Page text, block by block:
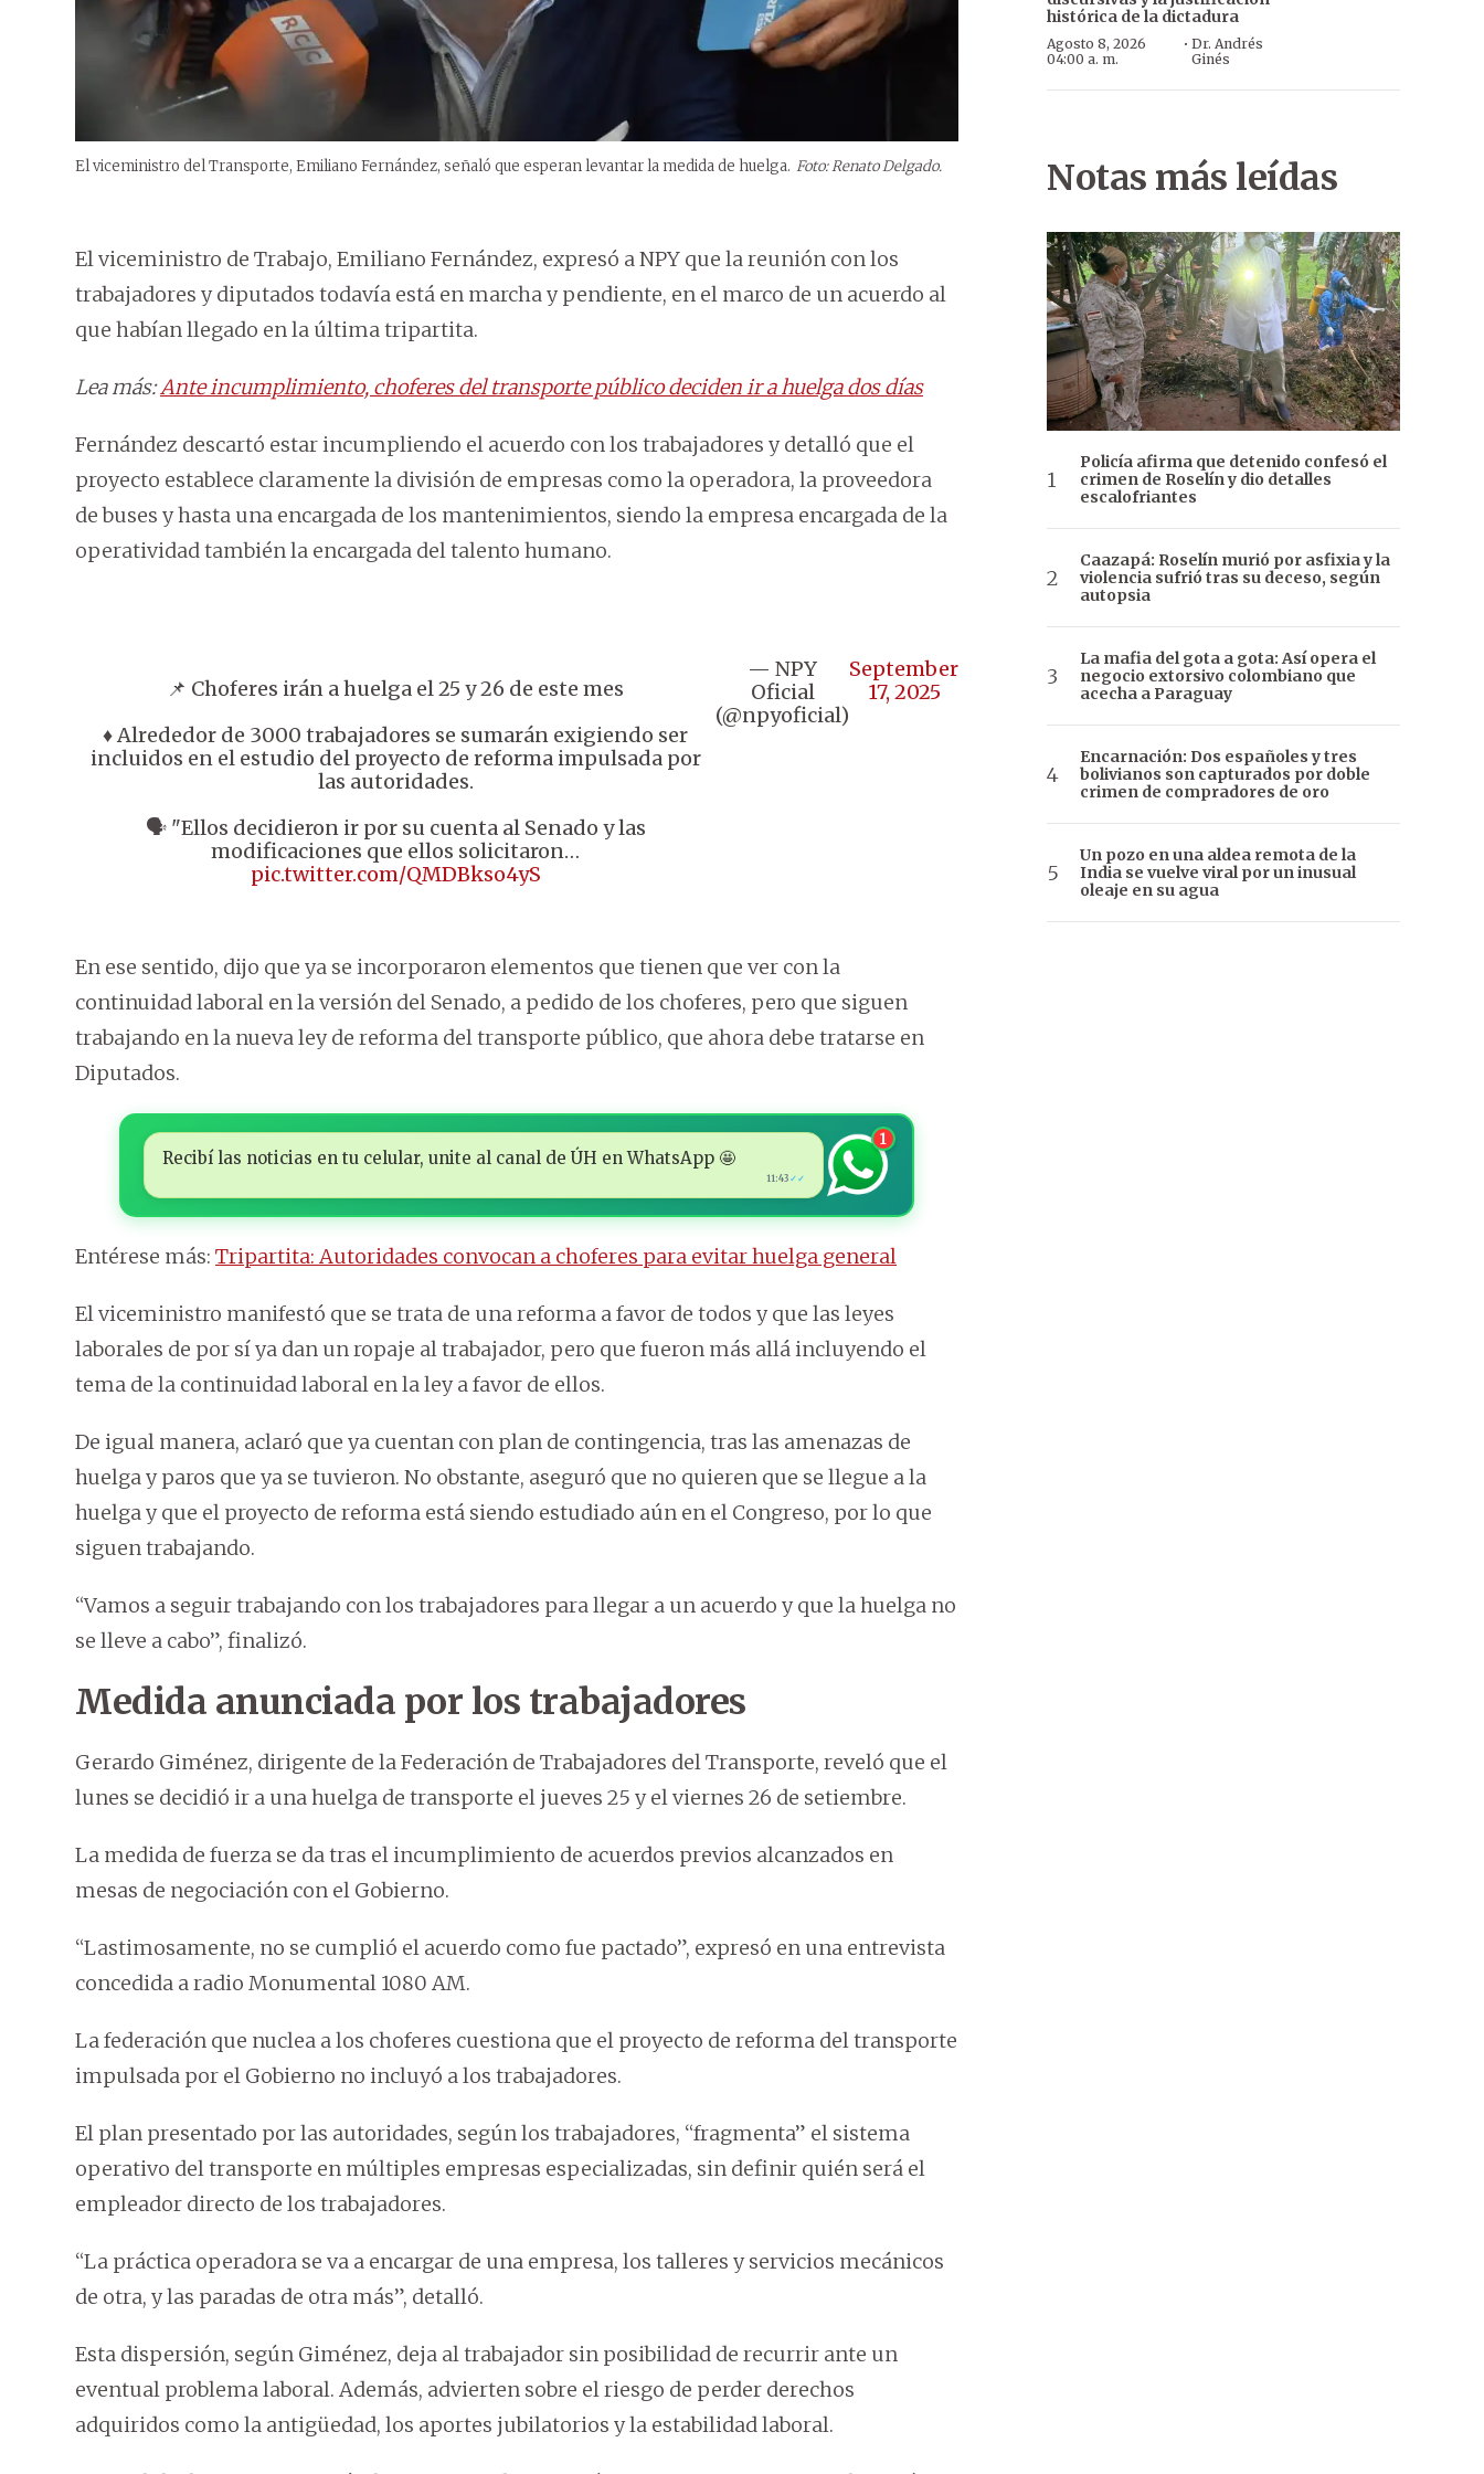
El viceministro del Transporte, Emiliano Fernández, señaló que esperan levantar la medida de huelga. Foto: Renato Delgado.
El viceministro de Trabajo, Emiliano Fernández, expresó a NPY que la reunión con los
trabajadores y diputados todavía está en marcha y pendiente, en el marco de un acuerdo al
que habían llegado en la última tripartita.
Lea más:Ante incumplimiento, choferes del transporte público deciden ir a huelga dos días
Fernández descartó estar incumpliendo el acuerdo con los trabajadores y detalló que el
proyecto establece claramente la división de empresas como la operadora, la proveedora
de buses y hasta una encargada de los mantenimientos, siendo la empresa encargada de la
operatividad también la encargada del talento humano.
📌 Choferes irán a huelga el 25 y 26 de este mes
♦️ Alrededor de 3000 trabajadores se sumarán exigiendo ser
incluidos en el estudio del proyecto de reforma impulsada por
las autoridades.
🗣️ "Ellos decidieron ir por su cuenta al Senado y las
modificaciones que ellos solicitaron…
pic.twitter.com/QMDBkso4yS
— NPY
Oficial
(@npyoficial)
September
17, 2025
En ese sentido, dijo que ya se incorporaron elementos que tienen que ver con la
continuidad laboral en la versión del Senado, a pedido de los choferes, pero que siguen
trabajando en la nueva ley de reforma del transporte público, que ahora debe tratarse en
Diputados.
Recibí las noticias en tu celular, unite al canal de ÚH en WhatsApp 🤩
11:43 ✓✓
1
Entérese más: Tripartita: Autoridades convocan a choferes para evitar huelga general
El viceministro manifestó que se trata de una reforma a favor de todos y que las leyes
laborales de por sí ya dan un ropaje al trabajador, pero que fueron más allá incluyendo el
tema de la continuidad laboral en la ley a favor de ellos.
De igual manera, aclaró que ya cuentan con plan de contingencia, tras las amenazas de
huelga y paros que ya se tuvieron. No obstante, aseguró que no quieren que se llegue a la
huelga y que el proyecto de reforma está siendo estudiado aún en el Congreso, por lo que
siguen trabajando.
“Vamos a seguir trabajando con los trabajadores para llegar a un acuerdo y que la huelga no
se lleve a cabo”, finalizó.
Medida anunciada por los trabajadores
Gerardo Giménez, dirigente de la Federación de Trabajadores del Transporte, reveló que el
lunes se decidió ir a una huelga de transporte el jueves 25 y el viernes 26 de setiembre.
La medida de fuerza se da tras el incumplimiento de acuerdos previos alcanzados en
mesas de negociación con el Gobierno.
“Lastimosamente, no se cumplió el acuerdo como fue pactado”, expresó en una entrevista
concedida a radio Monumental 1080 AM.
La federación que nuclea a los choferes cuestiona que el proyecto de reforma del transporte
impulsada por el Gobierno no incluyó a los trabajadores.
El plan presentado por las autoridades, según los trabajadores, “fragmenta” el sistema
operativo del transporte en múltiples empresas especializadas, sin definir quién será el
empleador directo de los trabajadores.
“La práctica operadora se va a encargar de una empresa, los talleres y servicios mecánicos
de otra, y las paradas de otra más”, detalló.
Esta dispersión, según Giménez, deja al trabajador sin posibilidad de recurrir ante un
eventual problema laboral. Además, advierten sobre el riesgo de perder derechos
adquiridos como la antigüedad, los aportes jubilatorios y la estabilidad laboral.
histórica de la dictadura
Agosto 8, 2026
04:00 a. m.
·Dr. Andrés
Ginés
Notas más leídas
Policía afirma que detenido confesó el
crimen de Roselín y dio detalles
escalofriantes
Caazapá: Roselín murió por asfixia y la
violencia sufrió tras su deceso, según
autopsia
La mafia del gota a gota: Así opera el
negocio extorsivo colombiano que
acecha a Paraguay
Encarnación: Dos españoles y tres
bolivianos son capturados por doble
crimen de compradores de oro
Un pozo en una aldea remota de la
India se vuelve viral por un inusual
oleaje en su agua